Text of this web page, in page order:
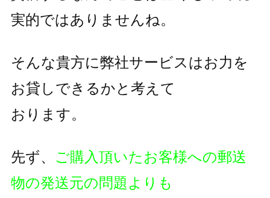
実的ではありませんね。
そんな貴方に弊社サービスはお力を
お貸しできるかと考えて
おります。
先ず、 ご購入頂いたお客様への郵送
物の発送元の問題よりも